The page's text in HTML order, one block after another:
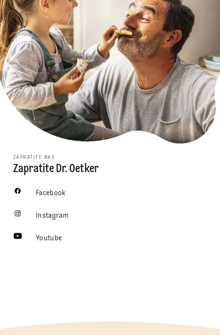
ZAPRATITE NAS
Zapratite Dr. Oetker
Facebook
Instagram
Youtube